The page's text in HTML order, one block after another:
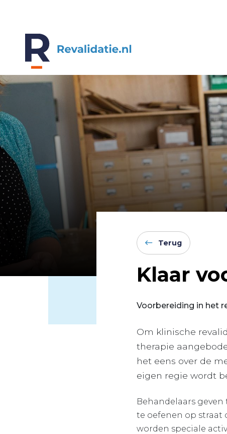
REVALIDATIE.NL
Terug
Klaar
Voorbereiding in het
Om klinische
therapie
het eens over de
eigen regie wordt
Behandelaars
te oefenen op straat
worden speciale